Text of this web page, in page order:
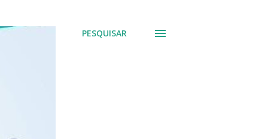
PESQUISAR